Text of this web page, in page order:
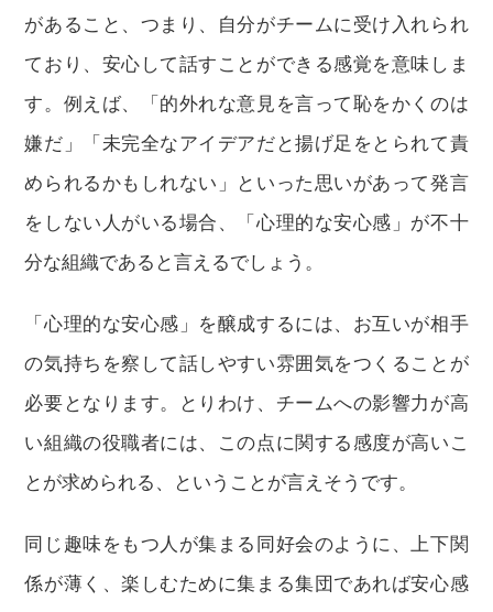
があること、つまり、自分がチームに受け入れられ
ており、安心して話すことができる感覚を意味しま
す。例えば、「的外れな意見を言って恥をかくのは
嫌だ」「未完全なアイデアだと揚げ足をとられて責
められるかもしれない」といった思いがあって発言
をしない人がいる場合、「心理的な安心感」が不十
分な組織であると言えるでしょう。
「心理的な安心感」を醸成するには、お互いが相手
の気持ちを察して話しやすい雰囲気をつくることが
必要となります。とりわけ、チームへの影響力が高
い組織の役職者には、この点に関する感度が高いこ
とが求められる、ということが言えそうです。
同じ趣味をもつ人が集まる同好会のように、上下関
係が薄く、楽しむために集まる集団であれば安心感